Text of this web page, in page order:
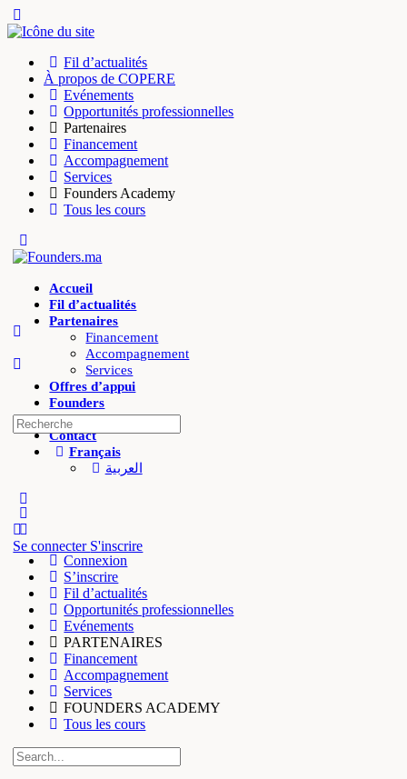
Side
Fil d’actualités
À propos de COPERE
Evénements
Opportunités professionnelles
Partenaires
Financement
Accompagnement
Services
Founders Academy
Tous les cours
Side
Accueil
Fil d’actualités
Partenaires
Financement
Accompagnement
Services
Offres d’appui
Founders
Salon founders
Contact
Français
العربية
Se connecter S'inscrire
Recherche
pour:
Connexion
S’inscrire
Fil d’actualités
Opportunités professionnelles
Evénements
PARTENAIRES
Financement
Accompagnement
Services
FOUNDERS ACADEMY
Tous les cours
Recherche
pour: